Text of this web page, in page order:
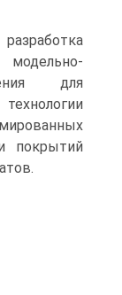
для
покрытий